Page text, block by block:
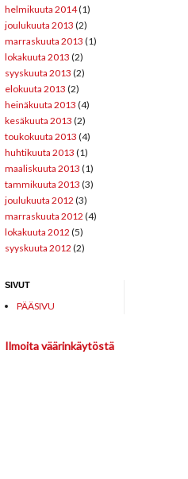
helmikuuta 2014(1)
joulukuuta 2013 (2)
marraskuuta 2013 (1)
lokakuuta 2013 (2)
syyskuuta 2013 (2)
elokuuta 2013 (2)
heinäkuuta 2013 (4)
kesäkuuta 2013 (2)
toukokuuta 2013 (4)
huhtikuuta 2013 (1)
maaliskuuta 2013 (1)
tammikuuta 2013 (3)
joulukuuta 2012 (3)
marraskuuta 2012 (4)
lokakuuta 2012 (5)
syyskuuta 2012 (2)
SIVUT
PÄÄSIVU
Ilmoita väärinkäytöstä